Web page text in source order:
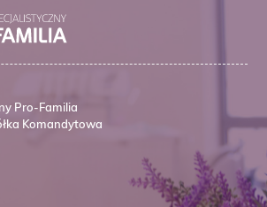
Pro-Familia
Komandytowa